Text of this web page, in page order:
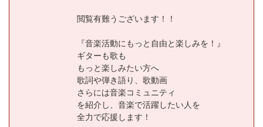
閲覧有難うございます！！
『音楽活動にもっと自由と楽しみを！』
ギターも歌も
もっと楽しみたい方へ
歌詞や弾き語り、歌動画
さらには音楽コミュニティ
を紹介し、音楽で活躍したい人を
全力で応援します！